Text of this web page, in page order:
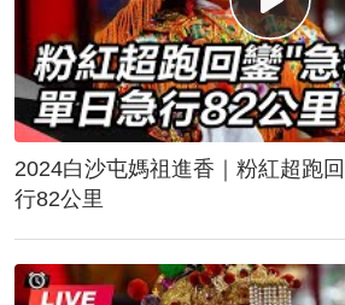
2024白沙屯媽祖進香｜粉紅超跑回鑾"
行82公里